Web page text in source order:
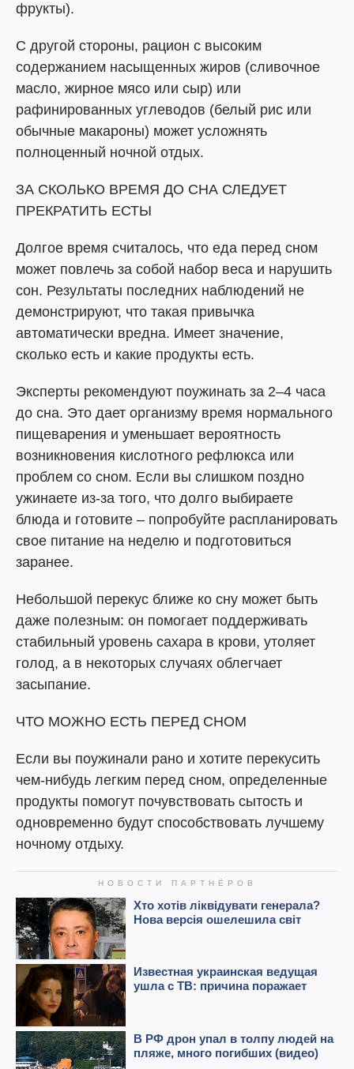
фрукты).
С другой стороны, рацион с высоким
содержанием насыщенных жиров (сливочное
масло, жирное мясо или сыр) или
рафинированных углеводов (белый рис или
обычные макароны) может усложнять
полноценный ночной отдых.
ЗА СКОЛЬКО ВРЕМЯ ДО СНА СЛЕДУЕТ
ПРЕКРАТИТЬ ЕСТЫ
Долгое время считалось, что еда перед сном
может повлечь за собой набор веса и нарушить
сон. Результаты последних наблюдений не
демонстрируют, что такая привычка
автоматически вредна. Имеет значение,
сколько есть и какие продукты есть.
Эксперты рекомендуют поужинать за 2–4 часа
до сна. Это дает организму время нормального
пищеварения и уменьшает вероятность
возникновения кислотного рефлюкса или
проблем со сном. Если вы слишком поздно
ужинаете из-за того, что долго выбираете
блюда и готовите – попробуйте распланировать
свое питание на неделю и подготовиться
заранее.
Небольшой перекус ближе ко сну может быть
даже полезным: он помогает поддерживать
стабильный уровень сахара в крови, утоляет
голод, а в некоторых случаях облегчает
засыпание.
ЧТО МОЖНО ЕСТЬ ПЕРЕД СНОМ
Если вы поужинали рано и хотите перекусить
чем-нибудь легким перед сном, определенные
продукты помогут почувствовать сытость и
одновременно будут способствовать лучшему
ночному отдыху.